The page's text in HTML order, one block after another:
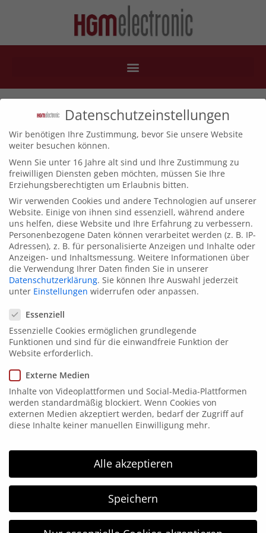
2PR-48-500
Kontakt
Elsen 15
58849 Herscheid
Tel. 02357 171865
HGM Electronic
HGM electronic wurde 1996 gegründet und arbeitet
im Bereich der Kennzeichnungstechnik. HGM
Datenschutzeinstellungen
Wir benötigen Ihre Zustimmung, bevor Sie unsere Website
weiter besuchen können.
Wenn Sie unter 16 Jahre alt sind und Ihre Zustimmung zu
freiwilligen Diensten geben möchten, müssen Sie Ihre
Erziehungsberechtigten um Erlaubnis bitten.
Wir verwenden Cookies und andere Technologien auf unserer
Website. Einige von ihnen sind essenziell, während andere
uns helfen, diese Website und Ihre Erfahrung zu verbessern.
Personenbezogene Daten können verarbeitet werden (z. B. IP-
Adressen), z. B. für personalisierte Anzeigen und Inhalte oder
Anzeigen- und Inhaltsmessung. Weitere Informationen über
die Verwendung Ihrer Daten finden Sie in unserer
Datenschutzerklärung. Sie können Ihre Auswahl jederzeit
unter Einstellungen widerrufen oder anpassen.
Essenziell
Essenzielle Cookies ermöglichen grundlegende
Funktionen und sind für die einwandfreie Funktion der
Website erforderlich.
Externe Medien
Inhalte von Videoplattformen und Social-Media-Plattformen
werden standardmäßig blockiert. Wenn Cookies von
externen Medien akzeptiert werden, bedarf der Zugriff auf
diese Inhalte keiner manuellen Einwilligung mehr.
Alle akzeptieren
Speichern